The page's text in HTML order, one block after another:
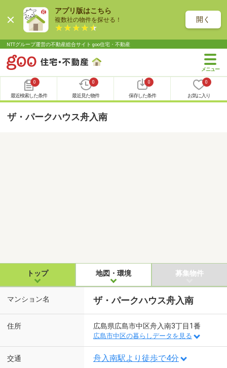
アプリ版はこちら
複数社の物件を探せる！ 開く
NTTグループ運営の不動産総合サイト goo住宅・不動産
0
最近検索した条件
0
最近見た物件
0
保存した条件
0
お気に入り
ザ・パークハウス舟入南
トップ 地図・環境 募集物件
マンション名 ザ・パークハウス舟入南
住所 広島県広島市中区舟入南3丁目1番
広島市中区の暮らしデータを見る
交通 舟入南駅より徒歩で4分